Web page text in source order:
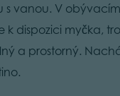
s vanou. V
k dispozici myčka,
a prostorný.